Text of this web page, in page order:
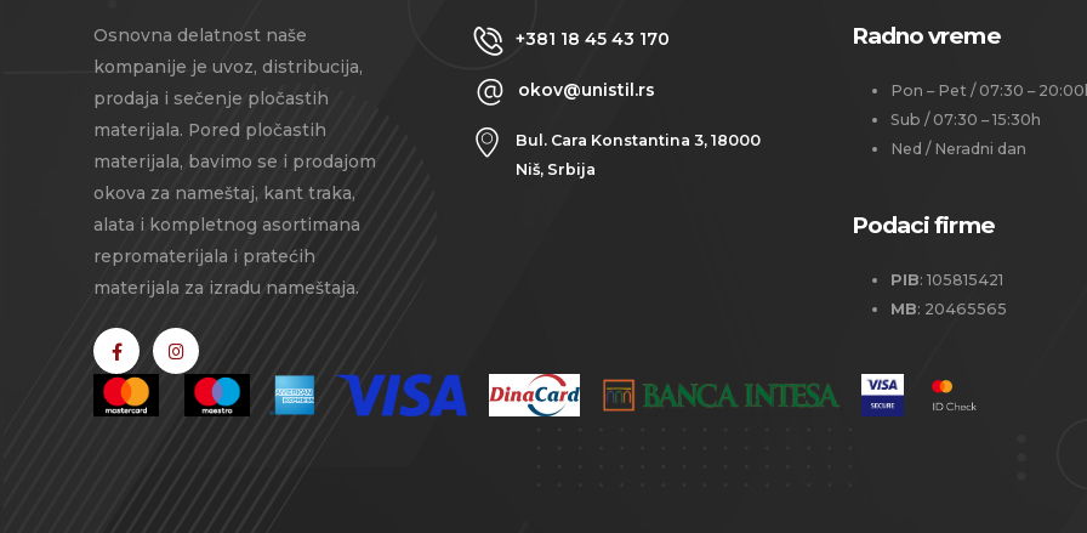
Osnovna delatnost naše
kompanije je uvoz, distribucija,
prodaja i sečenje pločastih
materijala. Pored pločastih
materijala, bavimo se i prodajom
okova za nameštaj, kant traka,
alata i kompletnog asortimana
repromaterijala i pratećih
materijala za izradu nameštaja.
+381 18 45 43 170
okov@unistil.rs
Bul. Cara Konstantina 3, 18000
Niš, Srbija
Radno vreme
Pon – Pet / 07:30 –
Sub / 07:30 – 15:30h
Ned / Neradni dan
Podaci firme
PIB: 105815421
MB: 20465565